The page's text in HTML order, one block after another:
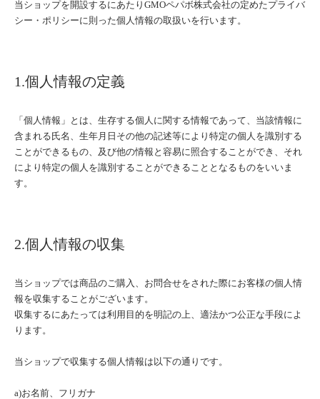
当ショップを開設するにあたりGMOペパボ株式会社の定めたプライバ
シー・ポリシーに則った個人情報の取扱いを行います。
1.個人情報の定義
「個人情報」とは、生存する個人に関する情報であって、当該情報に
含まれる氏名、生年月日その他の記述等により特定の個人を識別する
ことができるもの、及び他の情報と容易に照合することができ、それ
により特定の個人を識別することができることとなるものをいいま
す。
2.個人情報の収集
当ショップでは商品のご購入、お問合せをされた際にお客様の個人情
報を収集することがございます。
収集するにあたっては利用目的を明記の上、適法かつ公正な手段によ
ります。
当ショップで収集する個人情報は以下の通りです。
a)お名前、フリガナ